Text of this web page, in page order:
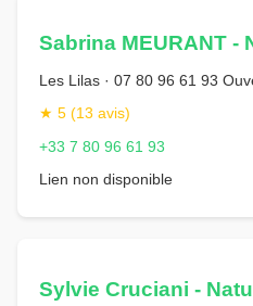
Sabrina MEURANT -
Les Lilas · 07 80 96 61 93
★ 5 (13 avis)
+33 7 80 96 61 93
Lien non disponible
Sylvie Cruciani -